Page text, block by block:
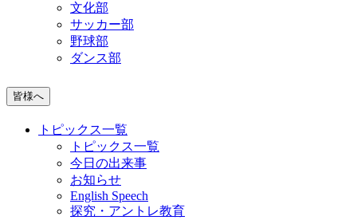
文化部
サッカー部
野球部
ダンス部
皆様へ
トピックス一覧
トピックス一覧
今日の出来事
お知らせ
English Speech
探究・アントレ教育